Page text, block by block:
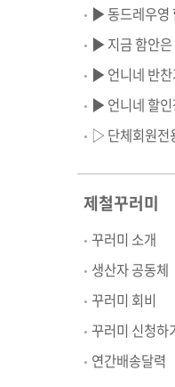
▶ 동드레우영
▶ 지금 함안은
▶ 언니네 반찬
▶ 언니네 할인
▷ 단체회원전
제철꾸러미
꾸러미 소개
생산자 공동체
꾸러미 회비
꾸러미 신청하
연간배송달력